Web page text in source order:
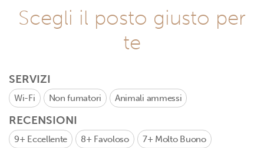
Scegli il posto giusto per
te
SERVIZI
Wi-Fi Non fumatori Animali ammessi
RECENSIONI
9+ Eccellente 8+ Favoloso 7+ Molto Buono